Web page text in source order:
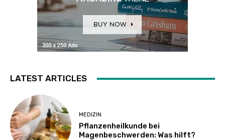
LATEST ARTICLES
MEDIZIN
Pflanzenheilkunde bei
Magenbeschwerden: Was hilft?